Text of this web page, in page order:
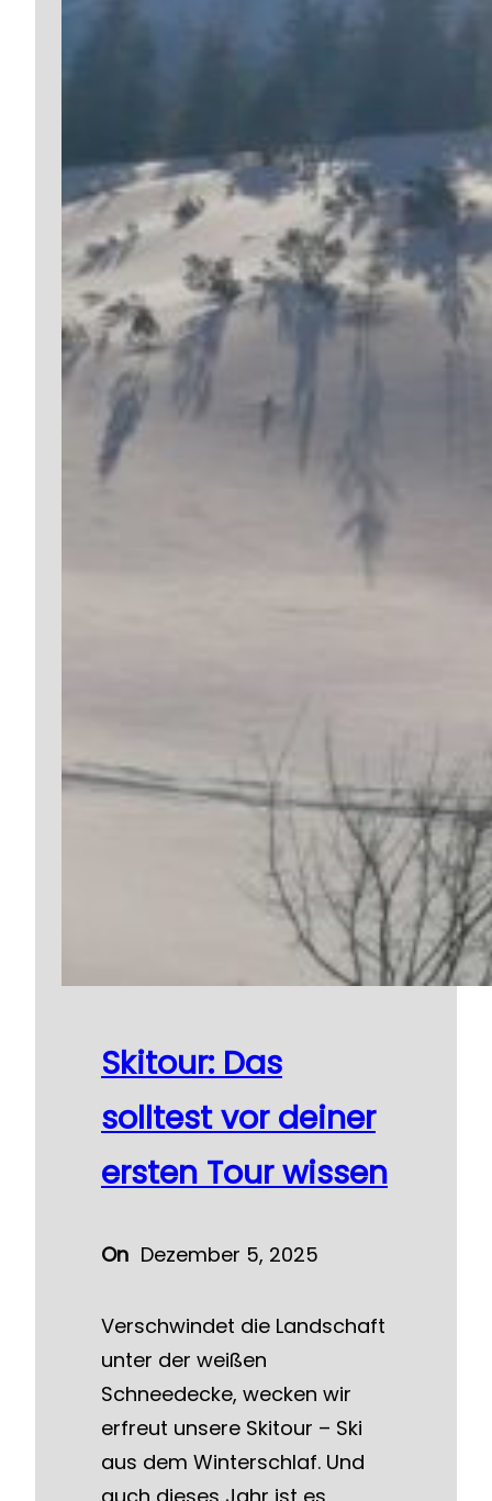
Skitour: Das
solltest vor deiner
ersten Tour wissen
On Dezember 5, 2025
Verschwindet die Landschaft
unter der weißen
Schneedecke, wecken wir
erfreut unsere Skitour – Ski
aus dem Winterschlaf. Und